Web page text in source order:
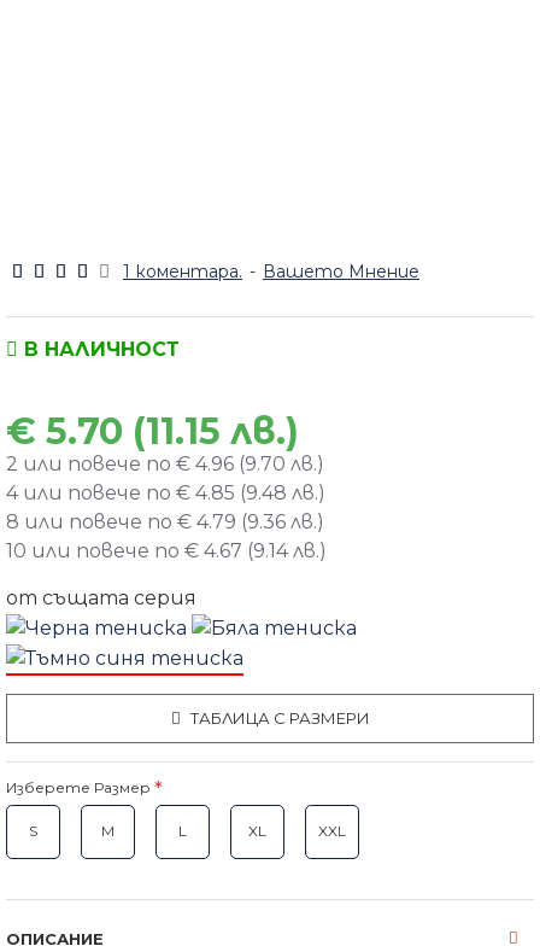
1 коментара. - Вашето Мнение
€ 5.70 (11.15 лв.)
2 или повече по € 4.96 (9.70 лв.)
4 или повече по € 4.85 (9.48 лв.)
8 или повече по € 4.79 (9.36 лв.)
10 или повече по € 4.67 (9.14 лв.)
В НАЛИЧНОСТ
от същата серия
Изберете Размер
S M L XL XXL
ТАБЛИЦА С РАЗМЕРИ
ОПИСАНИЕ